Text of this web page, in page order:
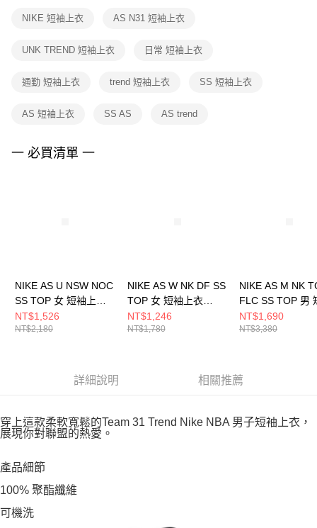
客戶支援中心」https://netprotections.freshdesk.com/support/home
１．透過由恩沛科技股份有限公司提供之「AFTEE先享後付」服務完成之交
權轉讓予恩沛科技股份有限公司。
３．未成年的使用者請事先徵得法定代理人或監護人之同意方可使用
４．使用「AFTEE先享後付」時，將依據個別帳號之用戶狀況，依本公司即
NIKE 短袖上衣 AS N31 短袖上衣
UNK TREND 短袖上衣 日常 短袖上衣
通勤 短袖上衣 trend 短袖上衣 SS 短袖上衣
AS 短袖上衣 SS AS AS trend
一 必買清單 一
NIKE AS U NSW NOC
SS TOP 女 短袖上衣
HJ0350072
NT$1,526
NT$2,180
NIKE AS W NK DF SS
TOP 女 短袖上衣
HQ8080104
NT$1,246
NT$1,780
NIKE AS M NK
FLC SS TOP 男
上衣 FB8166012
NT$1,690
NT$3,380
詳細說明 相關推薦
穿上這款柔軟寬鬆的Team 31 Trend Nike NBA 男子短袖上衣，
展現你對聯盟的熱愛。
產品細節
100% 聚酯纖維
可機洗